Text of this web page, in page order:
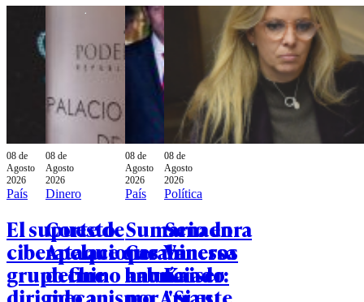
08 de
Agosto
2026
País
El supuesto
ciberataque que un
grupo chino habría
08 de
Agosto
2026
Dinero
Corte de
Apelaciones
define
08 de
Agosto
2026
País
Sumario en
Carabineros
anunciado
08 de
Agosto
2026
Política
Senadora
Vanessa
Kaiser: